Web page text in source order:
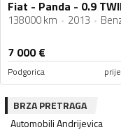
138000 km 2013
7 000€
Podgorica
BRZA PRETRAGA
AutomobiliAndrijevica